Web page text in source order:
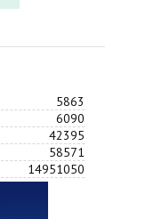
5863
6090
42395
58571
14951050